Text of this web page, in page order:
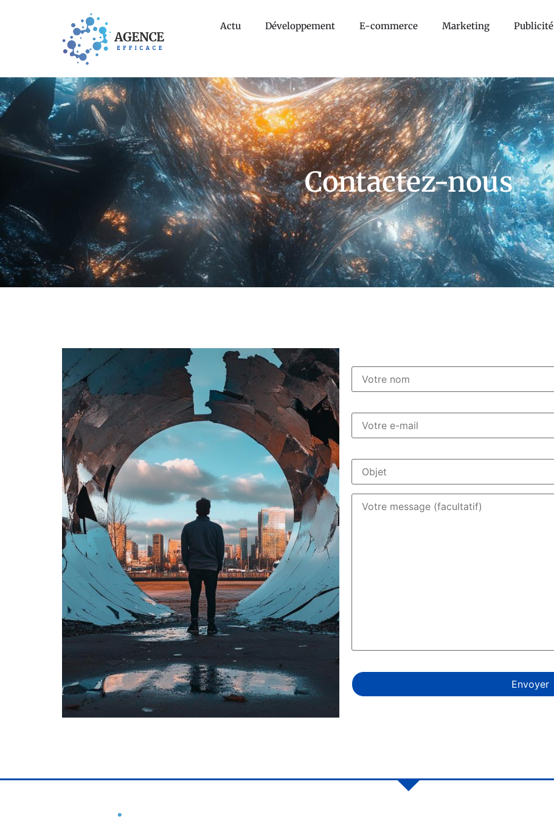
Actu Développement E-commerce Marketing Publicité
Contactez-nous